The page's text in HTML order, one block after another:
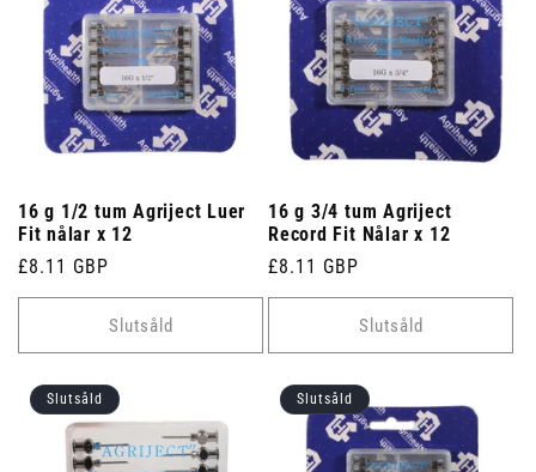
16 g 1/2 tum Agriject Luer
Fit nålar x 12
Ordinarie
pris
£8.11 GBP
Slutsåld
16 g 3/4 tum Agriject
Record Fit Nålar x 12
Ordinarie
pris
£8.11 GBP
Slutsåld
Slutsåld Slutsåld